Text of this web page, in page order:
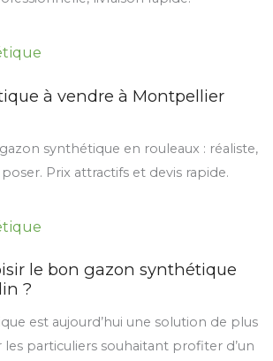
à vendre à Montpellier
synthétique en rouleaux : réaliste,
Prix attractifs et devis rapide.
le bon gazon synthétique
?
est aujourd’hui une solution de plus
particuliers souhaitant profiter d’un